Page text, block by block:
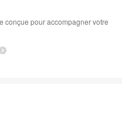
conçue pour accompagner votre